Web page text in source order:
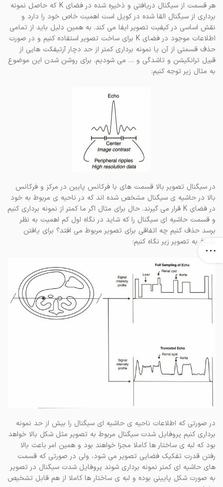
هر قسمت از سیگنال دریافتی و ذخیره شده در فضای K که حاصل نمونه
برداری از سیگنال القا شده در کویل است اهمیت خاص خود را دارد و
نقش اساسی در کیفیت تصویر ایفا می کند. به همین دلیل باید از تمامی
اطلاعات موجود در فضای K برای ساخت تصویر استفاده کنیم و در صورت
حذف قسمتی از آن یا نمونه برداری کمتر از حد دچار آرتیفکت هایی از
قبیل ترانکیشن و تاشدگی و … می شودیم. برای روشن شدن این موضوع
به مثال زیر توجه کنیم:
در سیگنال تصویر بالا قسمت های با فرکانس پایین در مرکز و فرکانس
بالا در حاشیه ی سیگنال مشخص شده اند که در ناحیه ی مربوط به خود
در فضای K قرار می گیرند. حال برای مثال اگر ما کمتر از نمونه برداری کنیم
و قسمت حاشیه ای سیگنال را که شاید در نگاه اول کم اهمیت به نظر
برسد حذف کنیم چه اتفاقی برای تصویر مربوط می افتد؟ برای یافتن
پاسخ به تصویر زیر نگاه کنیم:
در صورتی که اطلاعات ناحیه ی حاشیه ای سیگنال را بیش از حد نمونه
برداری کنیم پروفایل شدت سیگنال مربوط به تصویر مثل شکل بالا خواهد
بود که لبه ی ساختار ها کاملا مجزا خواهند بود و همین امر باعث بالا
رفتن قدرت تفکیک فضایی تصویر می شود، ولی در صورتی که قسمت
های حاشیه ای کمتر نمونه برداری شوند پروفایل شدت سیگنال در تصویر
به صورت شکل پایینی بوده و لبه ی ساختار ها کاملا از هم قابل تشخیص